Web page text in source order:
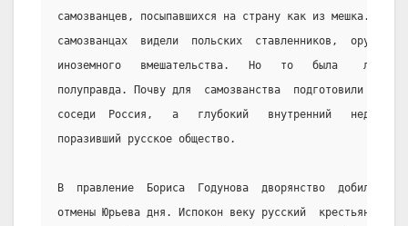
самозванцев, посыпавшихся на страну как из мешка.  В
самозванцах  видели  польских  ставленников,  орудие
иноземного   вмешательства.   Но   то   была    лишь
полуправда. Почву для  самозванства  подготовили  не
соседи  Россия,   а   глубокий   внутренний   недуг,
поразивший русское общество.
В  правление  Бориса  Годунова  дворянство  добилось
отмены Юрьева дня. Испокон веку русский  крестьянин,